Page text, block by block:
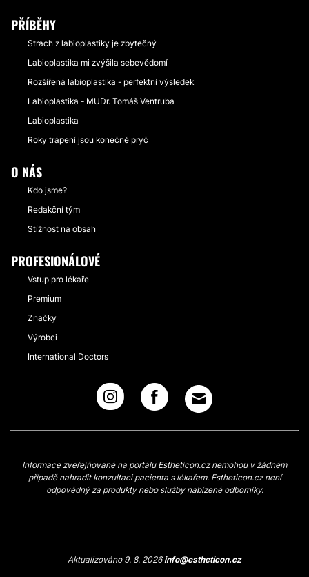
PŘÍBĚHY
Strach z labioplastiky je zbytečný
Labioplastika mi zvýšila sebevědomí
Rozšířená labioplastika - perfektní výsledek
Labioplastika - MUDr. Tomáš Ventruba
Labioplastika
Roky trápení jsou konečně pryč
O NÁS
Kdo jsme?
Redakční tým
Stížnost na obsah
PROFESIONÁLOVÉ
Vstup pro lékaře
Premium
Značky
Výrobci
International Doctors
Informace zveřejňované na portálu Estheticon.cz nemohou v žádném
případě nahradit konzultaci pacienta s lékařem. Estheticon.cz není
odpovědný za produkty nebo služby nabízené odborníky.
Aktualizováno 9. 8. 2026info@estheticon.cz